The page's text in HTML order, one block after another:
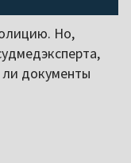
Но,
документы